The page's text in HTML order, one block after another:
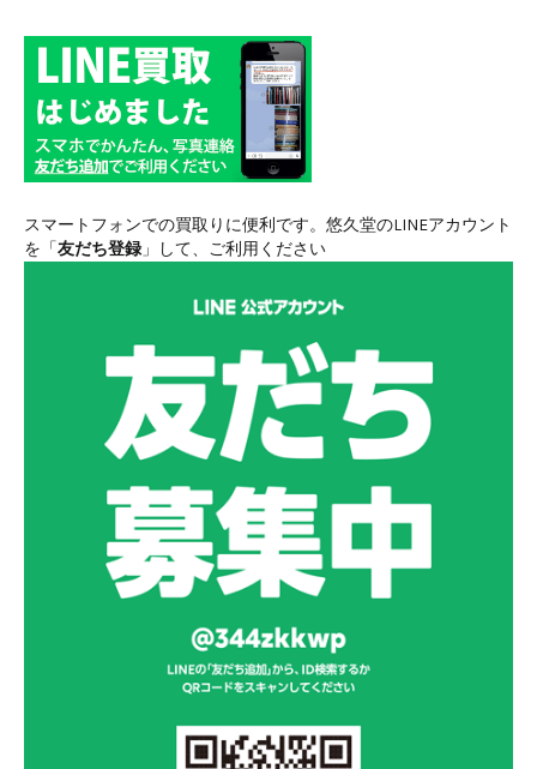
スマートフォンでの買取りに便利です。悠久堂のLINEアカウント
を「友だち登録 」して、ご利用ください